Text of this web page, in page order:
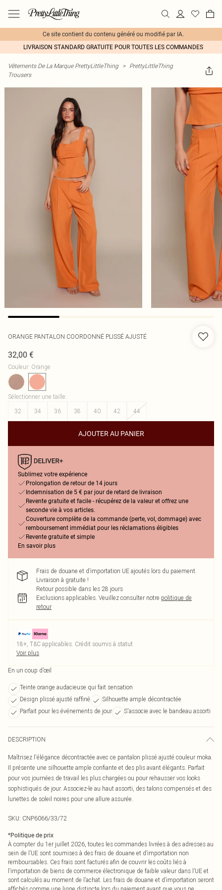
Ce site contient du contenu généré ou modifié par IA.
LIVRAISON STANDARD GRATUITE POUR TOUTES LES COMMANDES
Vêtements De La Marque PrettyLittleThing > PrettyLittleThing
Trousers
ORANGE PANTALON COORDONNÉ PLISSÉ AJUSTÉ
32,00 €
Couleur: Orange
Sélectionner une taille:
32
34 36 38 40 42 44
AJOUTER AU PANIER
Sublimez votre expérience
Prolongation de retour de 14 jours
Indemnisation de 5 € par jour de retard de livraison
Revente gratuite et facile - récupérez de la valeur et offrez une
seconde vie à vos articles.
Couverture complète de la commande (perte, vol, dommage) avec
remboursement immédiat pour les réclamations éligibles
Revente gratuite et simple
En savoir plus
Frais de douane et d’importation UE ajoutés lors du paiement.
Livraison à gratuite !
Retour possible dans les 28 jours
Exclusions applicables. Veuillez consulter notre politique de
retour
18+, T&C applicables. Crédit soumis à statut
Voir plus
En un coup d’œil
Teinte orange audacieuse qui fait sensation
Design plissé ajusté raffiné
Silhouette ample décontractée
Parfait pour les événements de jour
S'associe avec le bandeau assorti
DESCRIPTION
Maîtrisez l'élégance décontractée avec ce pantalon plissé ajusté couleur moka.
Il présente une silhouette ample confiante et des plis avant élégants. Parfait
pour vos journées de travail les plus chargées ou pour rehausser vos looks
sophistiqués de jour. Associez-le au haut assorti, des talons compensés et des
lunettes de soleil noires pour une allure assurée.
SKU: CNP6066/33/72
*Politique de prix
À compter du 1er juillet 2026, toutes les commandes livrées à des adresses au
sein de l’UE sont soumises à des frais de douane et d’importation non
remboursables. Ces frais sont facturés afin de couvrir les coûts liés à
l’importation de biens de commerce électronique de faible valeur dans l’UE et
sont calculés au moment de l’achat. Les frais de douane et d’importation seront